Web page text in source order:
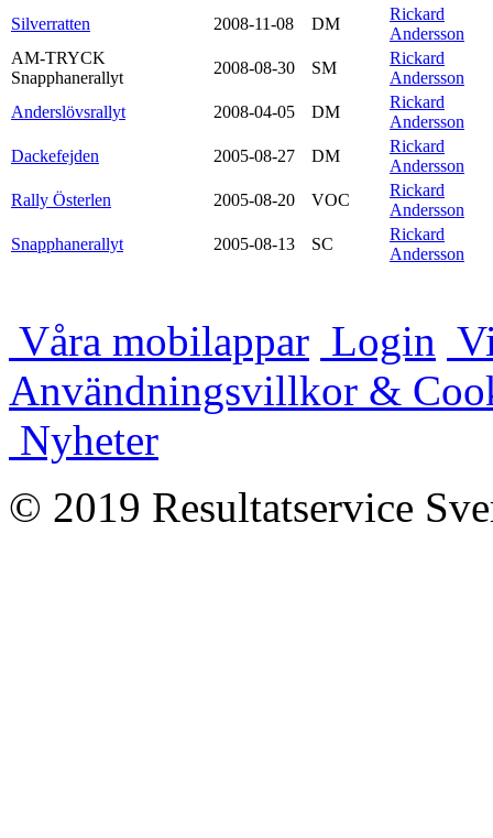
Silverratten
2008-11-08 DM
Rickard
Andersson
AM-TRYCK
Snapphanerallyt
2008-08-30 SM
Rickard
Andersson
Anderslövsrallyt
2008-04-05 DM
Rickard
Andersson
Dackefejden
2005-08-27 DM
Rickard
Andersson
Rally Österlen
2005-08-20 VOC
Rickard
Andersson
Snapphanerallyt
2005-08-13 SC
Rickard
Andersson
Våra mobilappar Login
Användningsvillkor &
Nyheter
© 2019 Resultatservice